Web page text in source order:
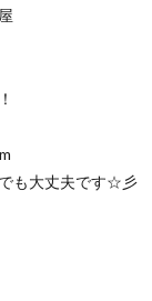
も大丈夫です☆彡